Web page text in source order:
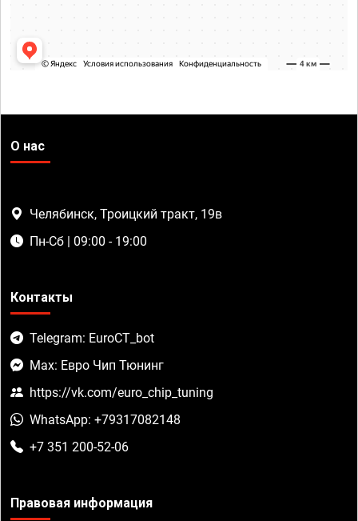
О нас
Челябинск, Троицкий тракт, 19в
Пн-Сб | 09:00 - 19:00
Контакты
Telegram: EuroCT_bot
Max: Евро Чип Тюнинг
https://vk.com/euro_chip_tuning
WhatsApp: +79317082148
+7 351 200-52-06
Правовая информация